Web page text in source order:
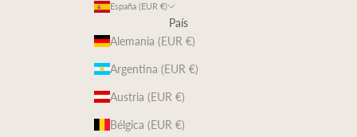
España (EUR €)
País
Alemania (EUR €)
Argentina (EUR €)
Austria (EUR €)
Bélgica (EUR €)